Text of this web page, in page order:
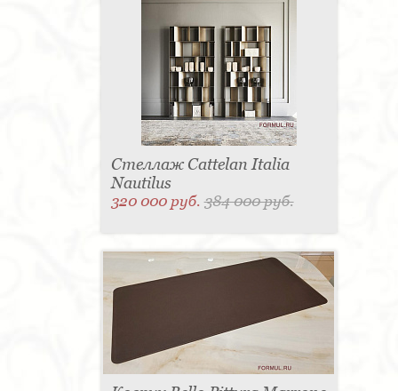
Стеллаж Cattelan Italia
Nautilus
320 000 руб.384 000 руб.